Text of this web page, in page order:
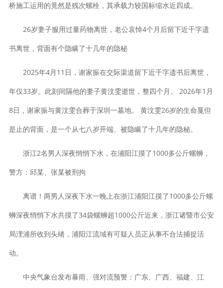
桥施工运用的竟然是残次螺栓，其承载力较国标缩水近四成。
26岁妻子服用过量药物离世，老公哀悼4个月后留下近千字遗
书离世，背面有个隐瞒了十几年的隐秘
2025年4月11日，谢家振在交际渠道留下近千字遗书后离世，
年仅33岁。此刻间隔他的妻子黄汶雯逝世，整四个月。 2026年1月
8日，谢家振与黄汶雯合葬于深圳一墓地。 黄汶雯26岁的生命戛但
是止的背面，是一个从七八岁开端、被隐瞒了十几年的隐秘。
浙江2名男人深夜悄悄下水，在浦阳江摸了1000多公斤螺蛳，
警方：邱某、张某被刑拘
离谱！两男人深夜下水一晚上在浙江浦阳江摸了1000多公斤螺
蛳深夜悄悄下水共摸了34袋螺蛳超1000公斤近来，浙江诸暨市公安
局浬浦所收到头绪，浦阳江流域有可疑人员正从事不合法捕捉活
动。
中央气象台发布暴雨、强对流预警：广东、广西、福建、江